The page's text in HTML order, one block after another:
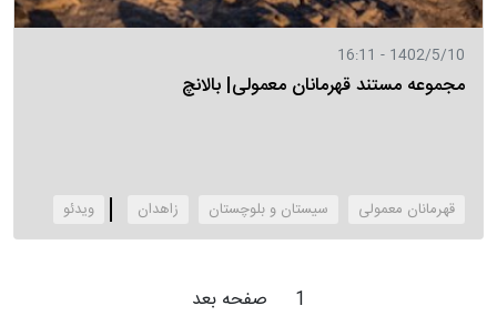
1402/5/10 - 16:11
مجموعه مستند قهرمانان معمولی| بالانچ
قهرمانان معمولی سیستان و بلوچستان زاهدان ‌ویدئو
1 صفحه بعد